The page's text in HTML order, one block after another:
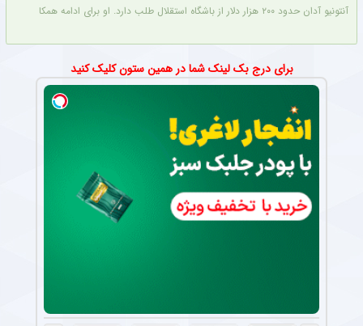
آنتونیو آدان حدود ۲۰۰ هزار دلار از باشگاه استقلال طلب دارد. او برای ادامه همکاری حاضر شد نیمی از آن را ببخشد اما او برای قرارداد فصل جدید، مبلغی در حدود ۶۰۰ هزار دلار طلب کرد.
برای درج بک لینک شما در همین ستون کلیک کنید